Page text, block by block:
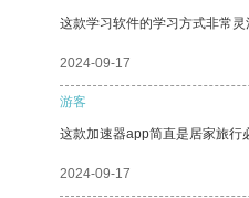
这款学习软件的学习方式非常
2024-09-17
游客
这款加速器app简直是居家旅行
2024-09-17